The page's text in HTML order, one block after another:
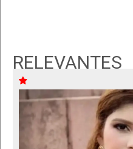
RELEVANTES